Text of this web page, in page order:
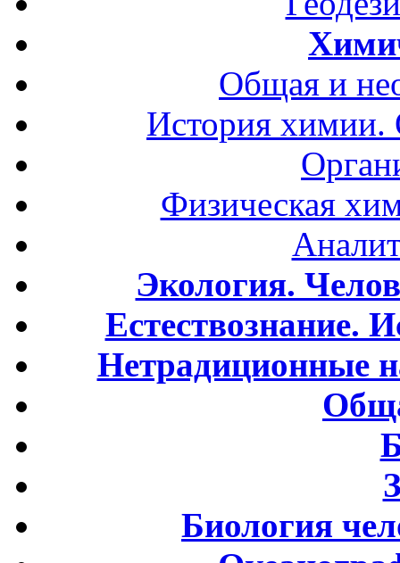
Общая и
История
Физическая
Экология.
Естествознание.
Нетрадиционные
Биология